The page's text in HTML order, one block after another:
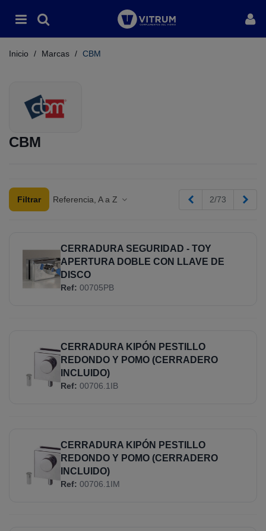
Inicio / Marcas / CBM
CBM
Filtrar Referencia, A a Z Anterior
2/73
CERRADURA SEGURIDAD - TOY
APERTURA DOBLE CON LLAVE DE
DISCO
Ref: 00705PB
CERRADURA KIPÓN PESTILLO
REDONDO Y POMO (CERRADERO
INCLUIDO)
Ref: 00706.1IB
CERRADURA KIPÓN PESTILLO
REDONDO Y POMO (CERRADERO
INCLUIDO)
Ref: 00706.1IM